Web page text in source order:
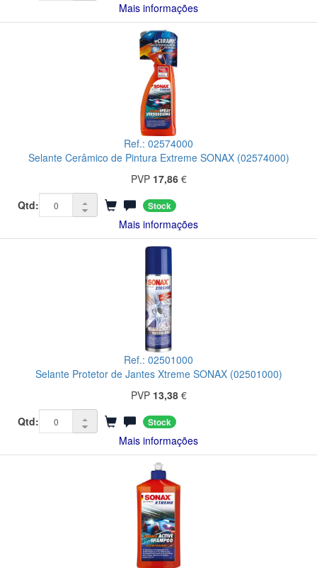
Mais informações
Ref.: 02574000
Selante Cerâmico de Pintura Extreme SONAX (02574000)
PVP 17,86€
Qtd:
Stock
Mais informações
Ref.: 02501000
Selante Protetor de Jantes Xtreme SONAX (02501000)
PVP 13,38€
Qtd:
Stock
Mais informações